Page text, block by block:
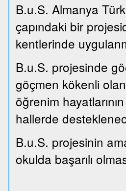
B.u.S. Almanya
çapındaki bir
kentlerinde
B.u.S. projesinde
göçmen kökenli
öğrenim
hallerde
B.u.S. projesinin
okulda başarılı